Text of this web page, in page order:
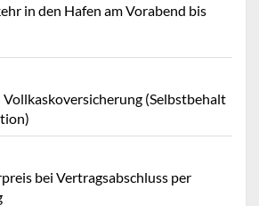
in den Hafen am Vorabend bis
(Selbstbehalt
bei Vertragsabschluss per